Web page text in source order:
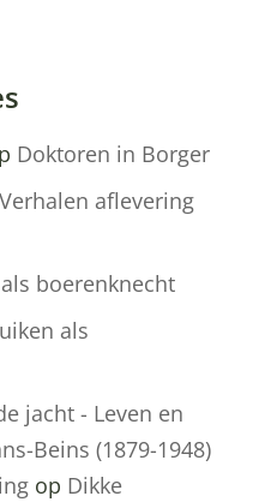
Doktoren in Borger
aflevering
boerenknecht
als
jacht - Leven en
Beins (1879-1948)
op Dikke